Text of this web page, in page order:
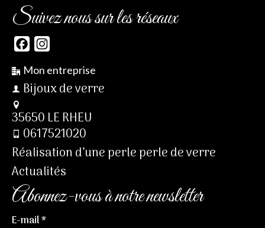
Suivez nous sur les réseaux
Facebook
Mon entreprise
Bijoux de verre
35650 LE RHEU
0617521020
Réalisation d’une perle perle de verre
Actualités
Abonnez-vous à notre newsletter
E-mail*